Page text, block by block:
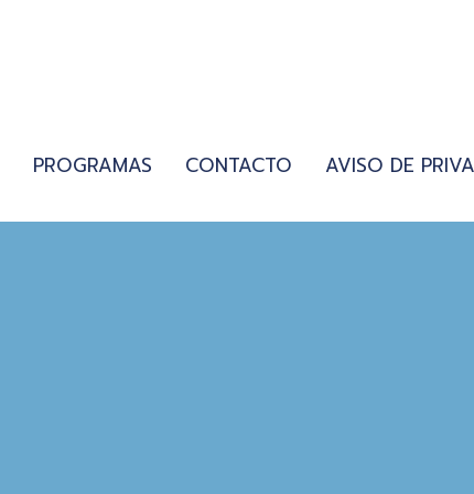
PROGRAMAS CONTACTO AVISO DE